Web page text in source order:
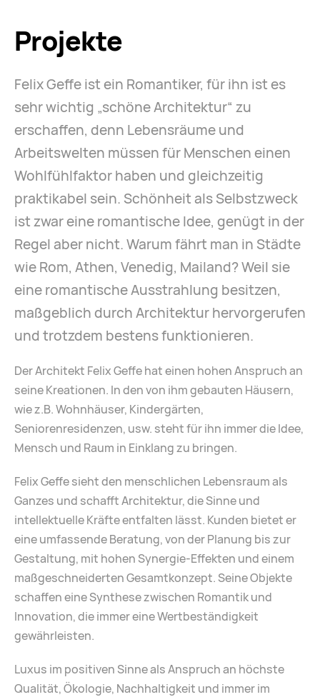
Projekte
Felix Geffe ist ein Romantiker, für ihn ist es
sehr wichtig „schöne Architektur“ zu
erschaffen, denn Lebensräume und
Arbeitswelten müssen für Menschen einen
Wohlfühlfaktor haben und gleichzeitig
praktikabel sein. Schönheit als Selbstzweck
ist zwar eine romantische Idee, genügt in der
Regel aber nicht. Warum fährt man in Städte
wie Rom, Athen, Venedig, Mailand? Weil sie
eine romantische Ausstrahlung besitzen,
maßgeblich durch Architektur hervorgerufen
und trotzdem bestens funktionieren.
Der Architekt Felix Geffe hat einen hohen Anspruch an
seine Kreationen. In den von ihm gebauten Häusern,
wie z.B. Wohnhäuser, Kindergärten,
Seniorenresidenzen, usw. steht für ihn immer die Idee,
Mensch und Raum in Einklang zu bringen.
Felix Geffe sieht den menschlichen Lebensraum als
Ganzes und schafft Architektur, die Sinne und
intellektuelle Kräfte entfalten lässt. Kunden bietet er
eine umfassende Beratung, von der Planung bis zur
Gestaltung, mit hohen Synergie-Effekten und einem
maßgeschneiderten Gesamtkonzept. Seine Objekte
schaffen eine Synthese zwischen Romantik und
Innovation, die immer eine Wertbeständigkeit
gewährleisten.
Luxus im positiven Sinne als Anspruch an höchste
Qualität, Ökologie, Nachhaltigkeit und immer im